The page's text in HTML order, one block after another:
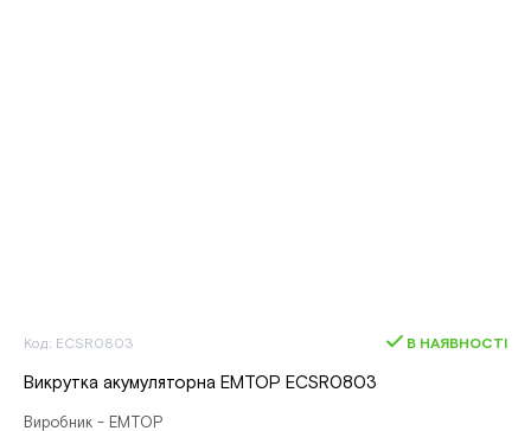
Код: ECSR0803 В НАЯВНОСТІ
Викрутка акумуляторна EMTOP ECSR0803
Виробник - EMTOP